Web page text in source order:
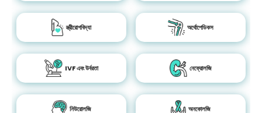
স্ত্রীরোগবিদ্যা অর্থোপেডিকস
IVF এবং উর্বরতা নেফ্রোলজি
নিউরোলজি অনকোলজি